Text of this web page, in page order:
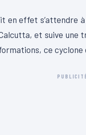
en effet
Calcutta, et suive
ce